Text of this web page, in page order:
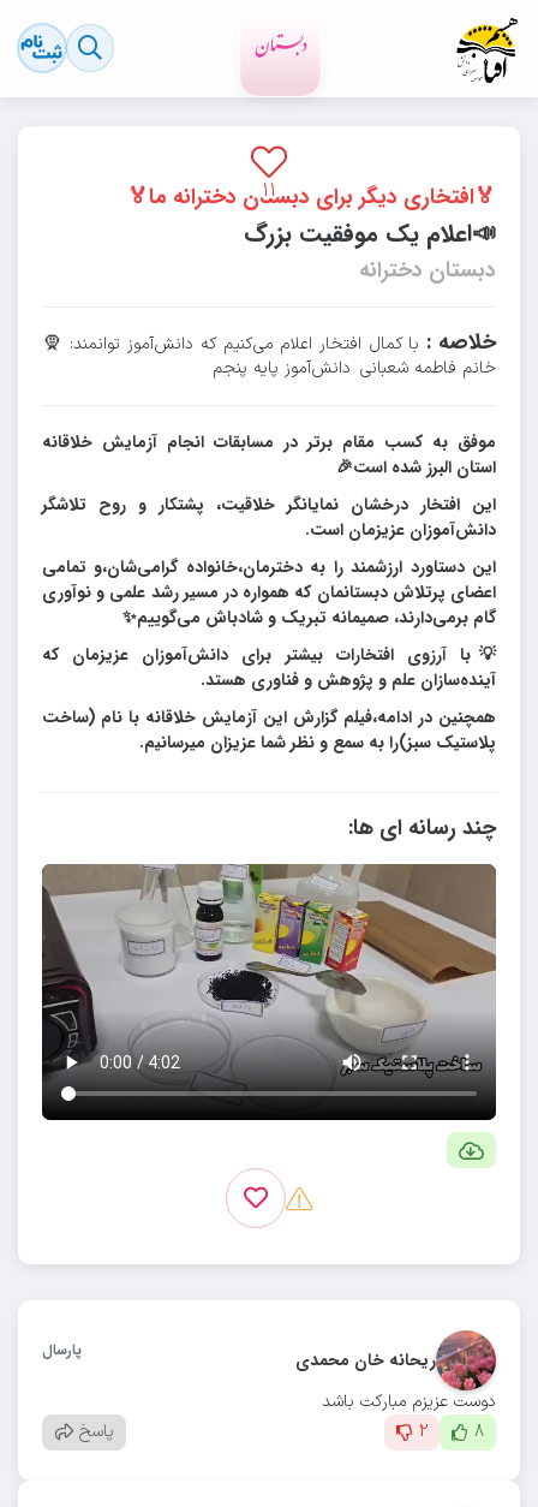
۹۰۴ پارسال
۱۱
🏅افتخاری دیگر برای دبستان دخترانه ما🏅
📣اعلام یک موفقیت بزرگ
دبستان دخترانه
خلاصه : با کمال افتخار اعلام می‌کنیم که دانش‌آموز توانمند: 🧕
خانم فاطمه شعبانی دانش‌آموز پایه پنجم
موفق به کسب مقام برتر در مسابقات انجام آزمایش خلاقانه
استان البرز شده است🎉
این افتخار درخشان نمایانگر خلاقیت، پشتکار و روح تلاشگر
دانش‌آموزان عزیزمان است.
این دستاورد ارزشمند را به دخترمان،خانواده گرامی‌شان،و تمامی
اعضای پرتلاش دبستانمان که همواره در مسیر رشد علمی و نوآوری
گام برمی‌دارند، صمیمانه تبریک و شادباش می‌گوییم✨
💡با آرزوی افتخارات بیشتر برای دانش‌آموزان عزیزمان که
آینده‌سازان علم و پژوهش و فناوری هستد.
همچنین در ادامه،فیلم گزارش این آزمایش خلاقانه با نام (ساخت
پلاستیک سبز)را به سمع و نظر شما عزیزان میرسانیم.
چند رسانه ای ها:
ریحانه خان محمدی پارسال
دوست عزیزم مبارکت باشد
8
2 پاسخ